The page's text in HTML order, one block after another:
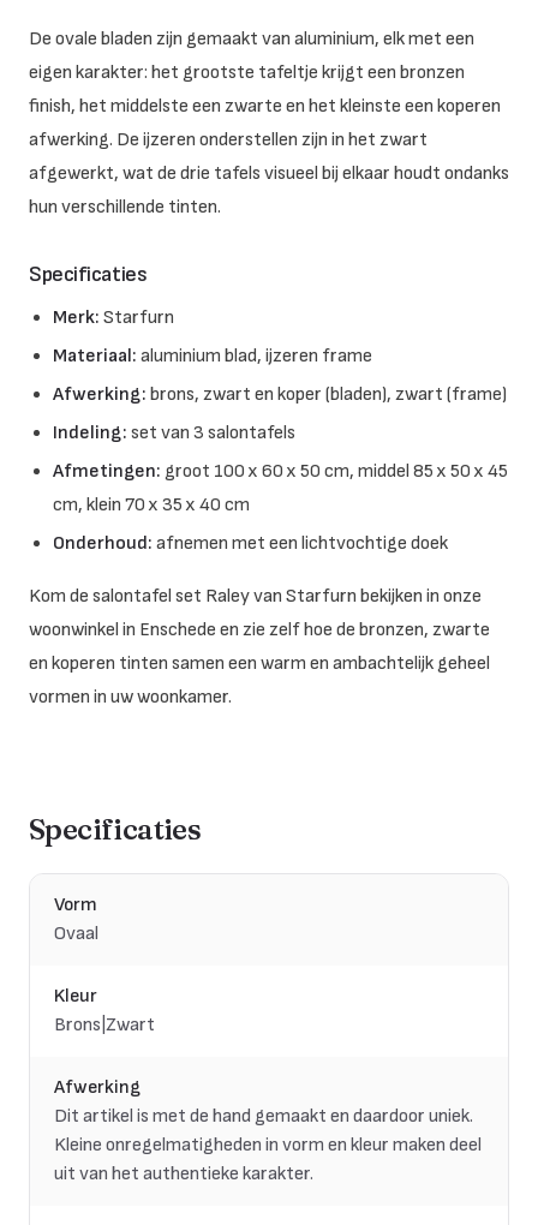
De ovale bladen zijn gemaakt van aluminium, elk met een
eigen karakter: het grootste tafeltje krijgt een bronzen
finish, het middelste een zwarte en het kleinste een koperen
afwerking. De ijzeren onderstellen zijn in het zwart
afgewerkt, wat de drie tafels visueel bij elkaar houdt ondanks
hun verschillende tinten.
Specificaties
Merk: Starfurn
Materiaal: aluminium blad, ijzeren frame
Afwerking: brons, zwart en koper (bladen), zwart (frame)
Indeling: set van 3 salontafels
Afmetingen: groot 100 x 60 x 50 cm, middel 85 x 50 x 45
cm, klein 70 x 35 x 40 cm
Onderhoud: afnemen met een lichtvochtige doek
Kom de salontafel set Raley van Starfurn bekijken in onze
woonwinkel in Enschede en zie zelf hoe de bronzen, zwarte
en koperen tinten samen een warm en ambachtelijk geheel
vormen in uw woonkamer.
Specificaties
Vorm
Ovaal
Kleur
Brons|Zwart
Afwerking
Dit artikel is met de hand gemaakt en daardoor uniek.
Kleine onregelmatigheden in vorm en kleur maken deel
uit van het authentieke karakter.